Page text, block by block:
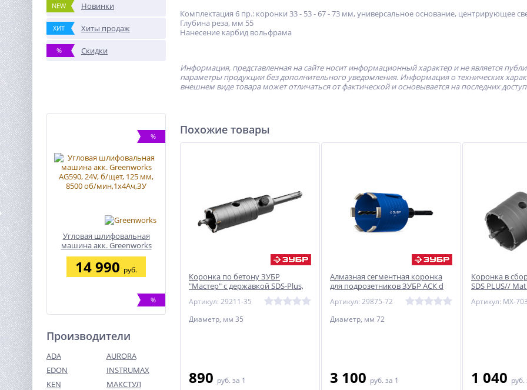
NEW Новинки
ХИТ Хиты продаж
% Скидки
%
Угловая шлифовальная
машина акк. Greenworks
AG590, 24V, б/щет, 125 мм,
8500 об/мин,1х4Ач,ЗУ
14 990 руб.
%
Производители
ADA
AURORA
EDON
INSTRUMAX
KEN
МАКСТУЛ
Комплектация 6 пр.: коронки 33 - 53 - 67 - 73 мм, универсальное основание, центрирующее
Глубина реза, мм 55
Нанесение карбид вольфрама
Информация, представленная на сайте носит информационный характер и не является
параметры продукции без дополнительного уведомления. Информация о технических
внешнем виде товара может отличаться от фактической и основывается на последних
Похожие товары
Коронка по бетону ЗУБР
″Мастер″ с державкой SDS-Plus,
Артикул: 29211-35
Диаметр, мм 35
890 руб. за 1
Алмазная сегментная коронка
для подрозетников ЗУБР АСК d
Артикул: 29875-72
Диаметр, мм 72
3 100 руб. за 1
Коронка в
SDS PLUS//
Артикул: MX-
1 040 руб.